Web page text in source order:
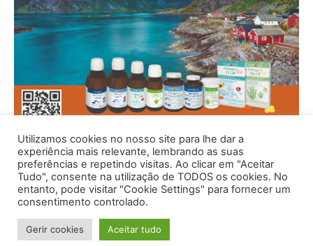
Utilizamos cookies no nosso site para lhe dar a
experiência mais relevante, lembrando as suas
preferências e repetindo visitas. Ao clicar em "Aceitar
Tudo", consente na utilização de TODOS os cookies. No
entanto, pode visitar "Cookie Settings" para fornecer um
consentimento controlado.
Gerir cookies Aceitar tudo